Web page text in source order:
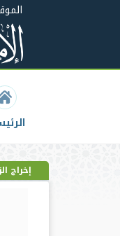
إخراج